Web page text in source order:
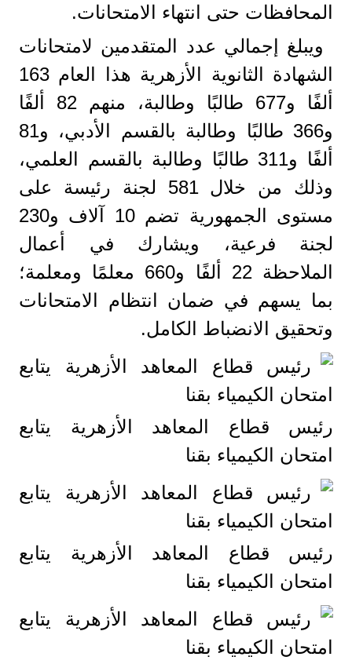
المحافظات حتى انتهاء الامتحانات.
ويبلغ إجمالي عدد المتقدمين لامتحانات
الشهادة الثانوية الأزهرية هذا العام 163
ألفًا و677 طالبًا وطالبة، منهم 82 ألفًا
و366 طالبًا وطالبة بالقسم الأدبي، و81
ألفًا و311 طالبًا وطالبة بالقسم العلمي،
وذلك من خلال 581 لجنة رئيسة على
مستوى الجمهورية تضم 10 آلاف و230
لجنة فرعية، ويشارك في أعمال
الملاحظة 22 ألفًا و660 معلمًا ومعلمة؛
بما يسهم في ضمان انتظام الامتحانات
وتحقيق الانضباط الكامل.
رئيس قطاع المعاهد الأزهرية يتابع
امتحان الكيمياء بقنا
رئيس قطاع المعاهد الأزهرية يتابع
امتحان الكيمياء بقنا